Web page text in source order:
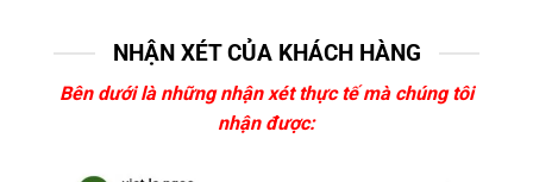
NHẬN XÉT CỦA KHÁCH HÀNG
Bên dưới là những nhận xét thực tế mà chúng tôi
nhận được: